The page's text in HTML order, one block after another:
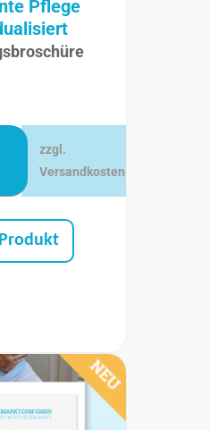
Pflege
zzgl.
Versandkosten